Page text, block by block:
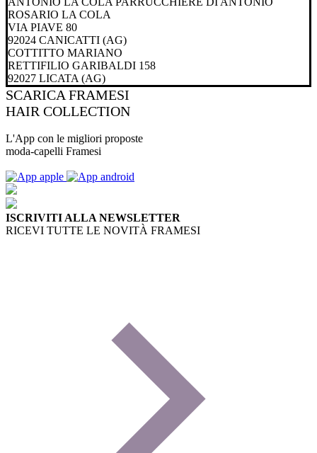
ROSARIO LA COLA
VIA PIAVE 80
92024 CANICATTI (AG)
COTTITTO MARIANO
RETTIFILIO GARIBALDI 158
92027 LICATA (AG)
SCARICA FRAMESI
HAIR COLLECTION
L'App con le migliori proposte
moda-capelli Framesi
ISCRIVITI ALLA NEWSLETTER
RICEVI TUTTE LE NOVITÀ FRAMESI